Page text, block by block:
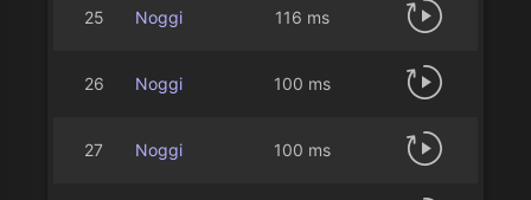
25 Noggi 116 ms
26 Noggi 100 ms
27 Noggi 100 ms